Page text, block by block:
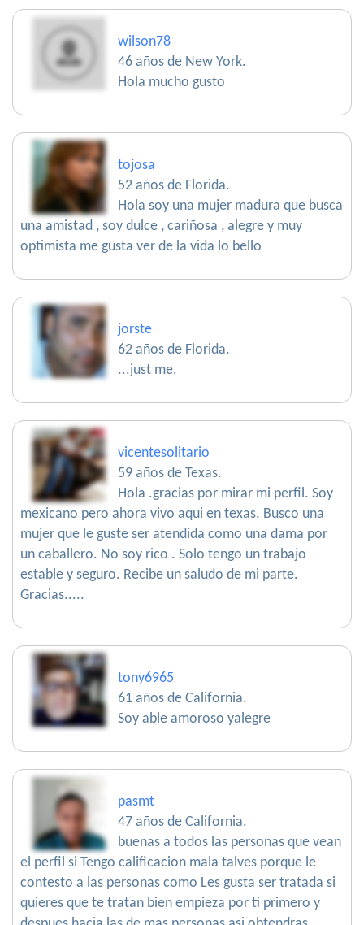
wilson78
46 años de New York.
Hola mucho gusto
tojosa
52 años de Florida.
Hola soy una mujer madura que busca
una amistad , soy dulce , cariñosa , alegre y muy
optimista me gusta ver de la vida lo bello
jorste
62 años de Florida.
...just me.
vicentesolitario
59 años de Texas.
Hola .gracias por mirar mi perfil. Soy
mexicano pero ahora vivo aqui en texas. Busco una
mujer que le guste ser atendida como una dama por
un caballero. No soy rico . Solo tengo un trabajo
estable y seguro. Recibe un saludo de mi parte.
Gracias.....
tony6965
61 años de California.
Soy able amoroso yalegre
pasmt
47 años de California.
buenas a todos las personas que vean
el perfil si Tengo calificacion mala talves porque le
contesto a las personas como Les gusta ser tratada si
quieres que te tratan bien empieza por ti primero y